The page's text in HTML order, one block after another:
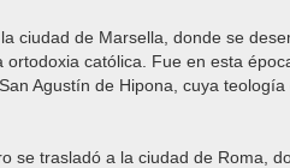
ciudad de Marsella, donde se
ortodoxia católica. Fue en esta
Agustín de Hipona, cuya
se trasladó a la ciudad de Roma,